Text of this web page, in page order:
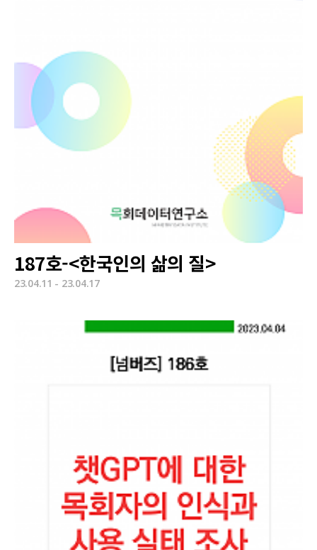
187호-<한국인의 삶의 질>
23.04.11 - 23.04.17